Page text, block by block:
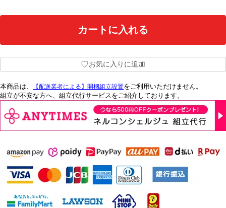
♡お気に入りに追加
本商品は、 【配送業者による】開梱組立設置をご利用いただけません。
組立が不安な方へ、組立代行サービスをご紹介しております。